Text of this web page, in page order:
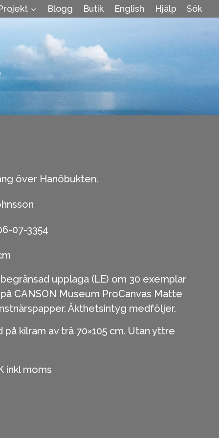
Blogg Butik English Hjälp Sök
över Hanöbukten.
07-3354
upplaga (LE) om 30 exemplar
CANSON Museum ProCanvas Matte
Äkthetsintyg medföljer.
på kilram av trä 70×105 cm. Utan yttre
inkl moms